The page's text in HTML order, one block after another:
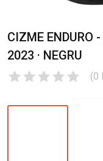
CIZME ENDURO
2023 · NEGRU
(0